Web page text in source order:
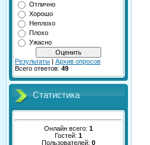
Отлично
Хорошо
Неплохо
Плохо
Ужасно
Результаты | Архив опросов
Всего ответов: 49
Статистика
Онлайн всего: 1
Гостей: 1
Пользователей: 0